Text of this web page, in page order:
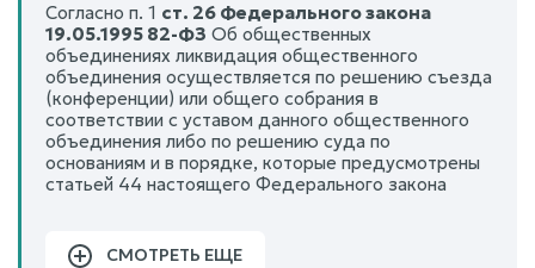
Согласно п. 1 ст. 26 Федерального закона
19.05.1995 82-ФЗ Об общественных
объединениях ликвидация общественного
объединения осуществляется по решению съезда
(конференции) или общего собрания в
соответствии с уставом данного общественного
объединения либо по решению суда по
основаниям и в порядке, которые предусмотрены
статьей 44 настоящего Федерального закона
СМОТРЕТЬ ЕЩЕ